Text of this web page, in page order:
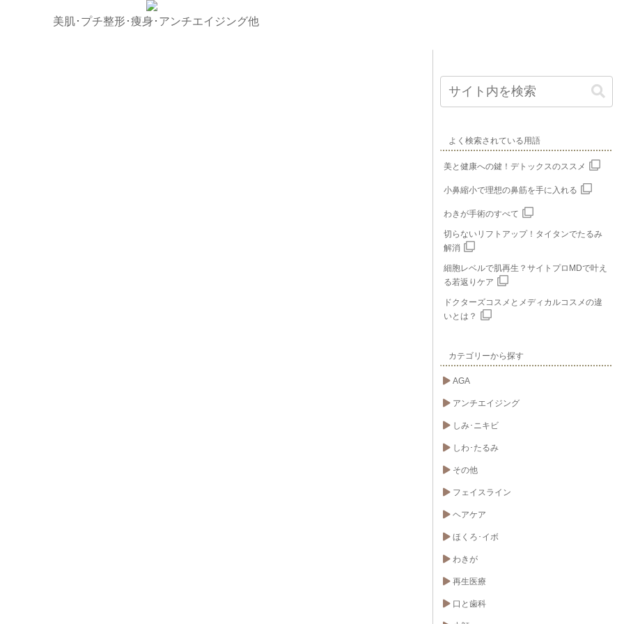
美肌･プチ整形･痩身･アンチエイジング他
よく検索されている用語
美と健康への鍵！デトックスのススメ
小鼻縮小で理想の鼻筋を手に入れる
わきが手術のすべて
切らないリフトアップ！タイタンでたるみ
解消
細胞レベルで肌再生？サイトプロMDで叶え
る若返りケア
ドクターズコスメとメディカルコスメの違
いとは？
カテゴリーから探す
AGA
アンチエイジング
しみ･ニキビ
しわ･たるみ
その他
フェイスライン
ヘアケア
ほくろ･イボ
わきが
再生医療
口と歯科